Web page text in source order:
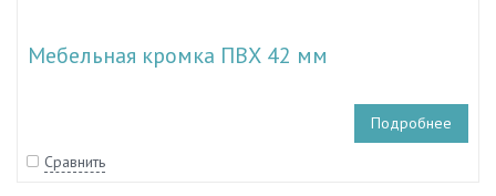
Мебельная кромка ПВХ 42 мм
Подробнее
Сравнить